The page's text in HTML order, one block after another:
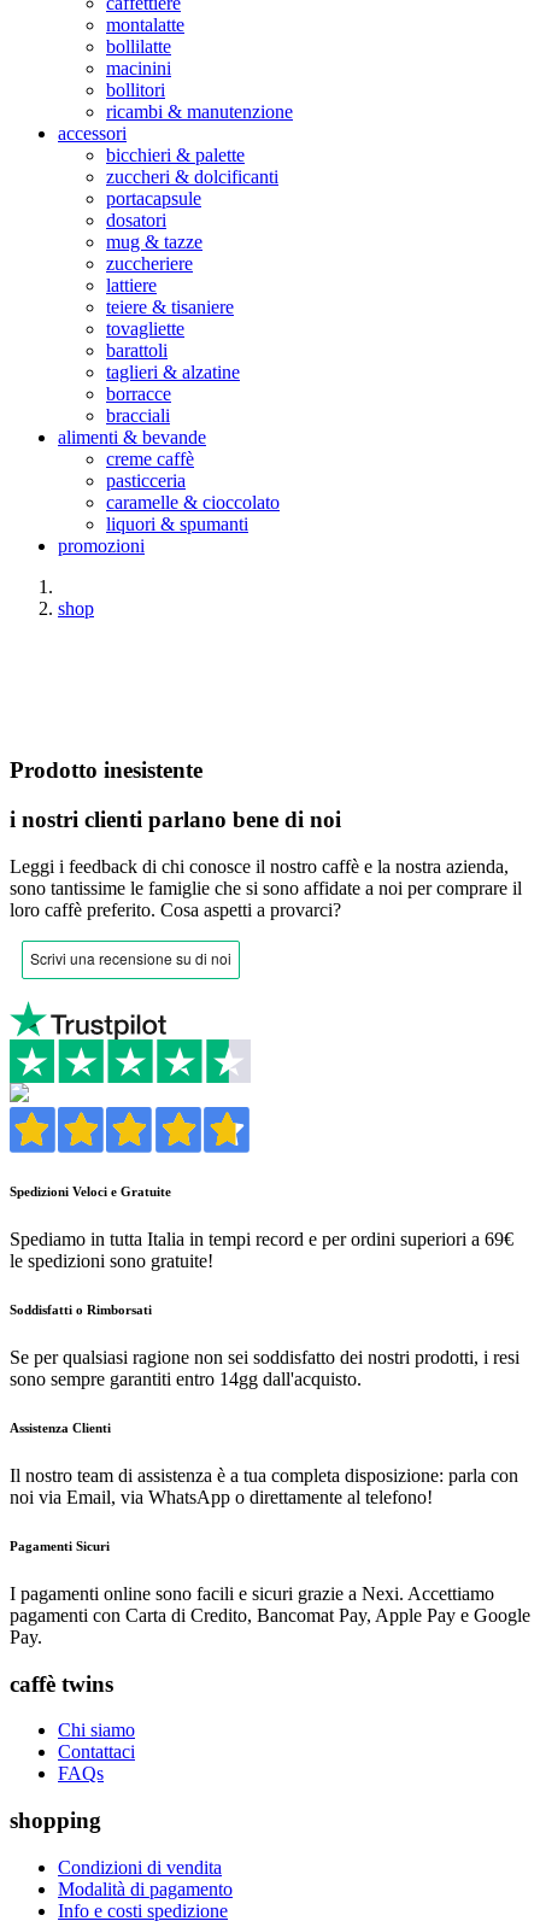
montalatte
bollilatte
macinini
bollitori
ricambi & manutenzione
accessori
bicchieri & palette
zuccheri & dolcificanti
portacapsule
dosatori
mug & tazze
zuccheriere
lattiere
teiere & tisaniere
tovagliette
barattoli
taglieri & alzatine
borracce
bracciali
alimenti & bevande
creme caffè
pasticceria
caramelle & cioccolato
liquori & spumanti
promozioni
shop
Prodotto inesistente
i nostri clienti parlano bene di noi
Leggi i feedback di chi conosce il nostro caffè e la nostra azienda,
sono tantissime le famiglie che si sono affidate a noi per comprare il
loro caffè preferito. Cosa aspetti a provarci?
Spedizioni Veloci e Gratuite
Spediamo in tutta Italia in tempi record e per ordini superiori a 69€
le spedizioni sono gratuite!
Soddisfatti o Rimborsati
Se per qualsiasi ragione non sei soddisfatto dei nostri prodotti, i resi
sono sempre garantiti entro 14gg dall'acquisto.
Assistenza Clienti
Il nostro team di assistenza è a tua completa disposizione: parla con
noi via Email, via WhatsApp o direttamente al telefono!
Pagamenti Sicuri
I pagamenti online sono facili e sicuri grazie a Nexi. Accettiamo
pagamenti con Carta di Credito, Bancomat Pay, Apple Pay e Google
Pay.
caffè twins
Chi siamo
Contattaci
FAQs
shopping
Condizioni di vendita
Modalità di pagamento
Info e costi spedizione